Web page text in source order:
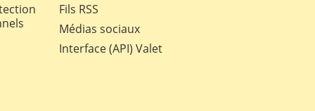
Fils RSS
Médias sociaux
Interface (API) Valet